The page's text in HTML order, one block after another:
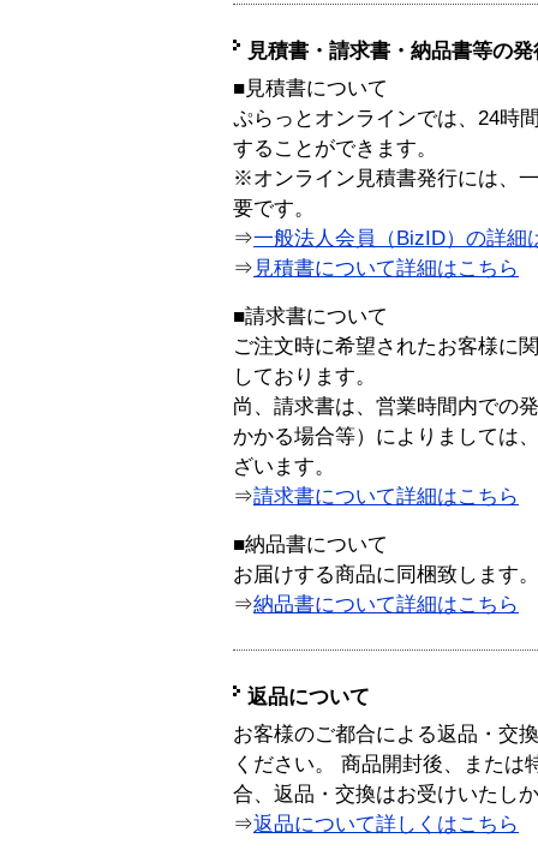
見積書・請求書・納品書等の
■見積書について
ぷらっとオンラインでは、24時
することができます。
※オンライン見積書発行には、
要です。
⇒一般法人会員（BizID）の詳細
⇒ 見積書について詳細はこちら
■請求書について
ご注文時に希望されたお客様に
しております。
尚、請求書は、営業時間内での
かかる場合等）によりましては
ざいます。
⇒請求書について詳細はこちら
■納品書について
お届けする商品に同梱致します。
⇒納品書について詳細はこちら
返品について
お客様のご都合による返品・交
ください。 商品開封後、または
合、返品・交換はお受けいたし
⇒返品について詳しくはこちら